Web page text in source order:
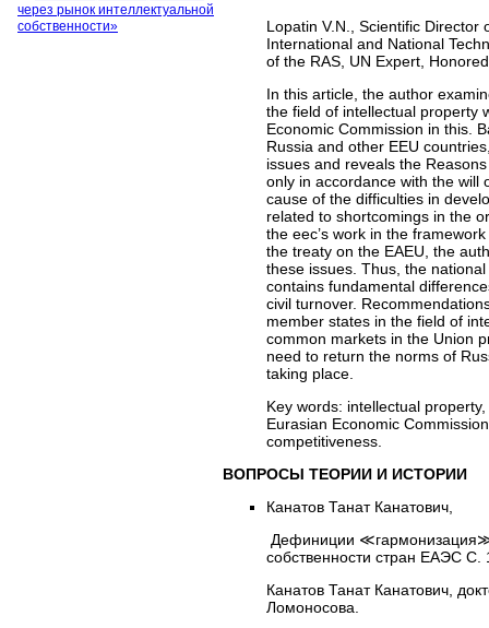
Lopatin V.N., Scientific
International and National
of the RAS, UN Expert,
In this article, the author
the field of intellectual property
Economic Commission in this.
Russia and other EEU
issues and reveals the
only in accordance with the will
cause of the difficulties in
related to shortcomings in the
the eec’s work in the
the treaty on the EAEU, the
these issues. Thus, the
contains fundamental
civil turnover.
member states in the field of
common markets in the Union
need to return the norms of
taking place.
Key words: intellectual
Eurasian Economic
competitiveness.
ВОПРОСЫ ТЕОРИИ И ИСТОРИИ
Канатов Танат Канатович,
Дефиниции ≪гармонизация≫
собственности стран ЕАЭС С.
Канатов Танат Канатович,
Ломоносова.